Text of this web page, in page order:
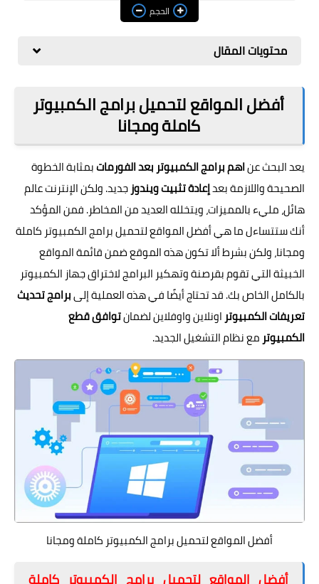
الربح من الانترنت
ذكاء اصطناعي
الحجم
محتويات المقال
أفضل المواقع لتحميل برامج الكمبيوتر
كاملة ومجانا
يعد البحث عناهم برامج الكمبيوتر بعد الفورماتبمثابة الخطوة
الصحيحة واللازمة بعدإعادة تثبيت ويندوزجديد. ولكن الإنترنت عالم
هائل، مليء بالمميزات، ويتخلله العديد من المخاطر. فمن المؤكد
أنك ستتساءل ما هي أفضل المواقع لتحميل برامج الكمبيوتر كاملة
ومجانا، ولكن بشرط ألا تكون هذه الموقع ضمن قائمة المواقع
الخبيثة التي تقوم بقرصنة وتهكير البرامج لاختراقجهاز الكمبيوتر
بالكاملالخاص بك. قد تحتاج أيضًا في هذه العملية إلىبرامج تحديث
تعريفات الكمبيوتراونلاين واوفلاين لضمانتوافق قطع
الكمبيوترمع نظام التشغيل الجديد.
أفضل المواقع لتحميل برامج الكمبيوتر كاملة ومجانا